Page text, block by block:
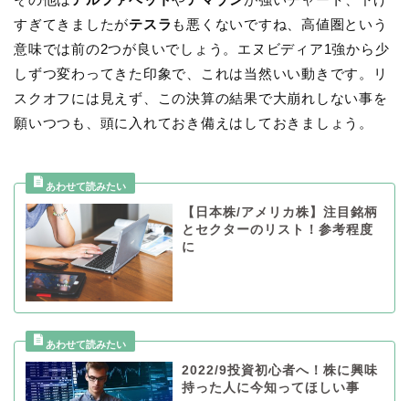
すぎてきましたがテスラも悪くないですね、高値圏という
意味では前の2つが良いでしょう。エヌビディア1強から少
しずつ変わってきた印象で、これは当然いい動きです。リ
スクオフには見えず、この決算の結果で大崩れしない事を
願いつつも、頭に入れておき備えはしておきましょう。
【日本株/アメリカ株】注目銘柄
とセクターのリスト！参考程度
に
2022/9投資初心者へ！株に興味
持った人に今知ってほしい事